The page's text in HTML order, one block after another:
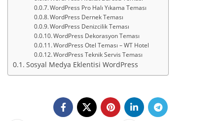
WordPress Pro Halı Yıkama Teması
WordPress Dernek Teması
WordPress Denizcilik Teması
WordPress Dekorasyon Teması
WordPress Otel Teması – WT Hotel
WordPress Teknik Servis Teması
Sosyal Medya Eklentisi WordPress